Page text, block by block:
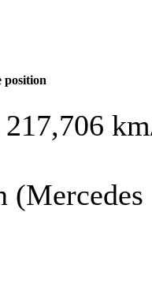
position
(Mercedes